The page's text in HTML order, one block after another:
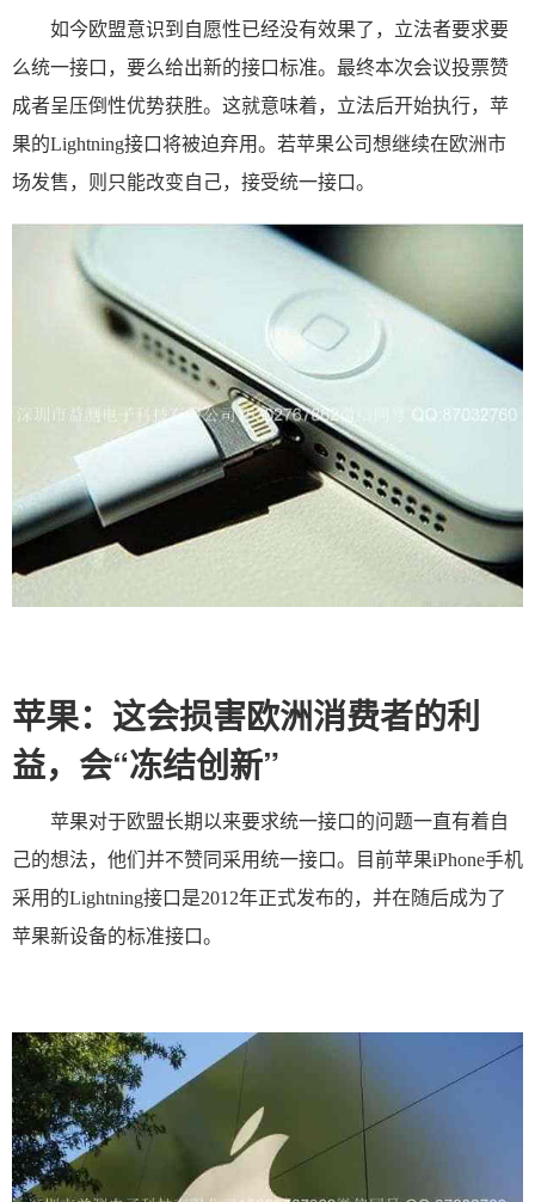
如今欧盟意识到自愿性已经没有效果了，立法者要求要
么统一接口，要么给出新的接口标准。最终本次会议投票赞
成者呈压倒性优势获胜。这就意味着，立法后开始执行，苹
果的Lightning接口将被迫弃用。若苹果公司想继续在欧洲市
场发售，则只能改变自己，接受统一接口。
苹果：这会损害欧洲消费者的利
益，会“冻结创新”
苹果对于欧盟长期以来要求统一接口的问题一直有着自
己的想法，他们并不赞同采用统一接口。目前苹果iPhone手机
采用的Lightning接口是2012年正式发布的，并在随后成为了
苹果新设备的标准接口。